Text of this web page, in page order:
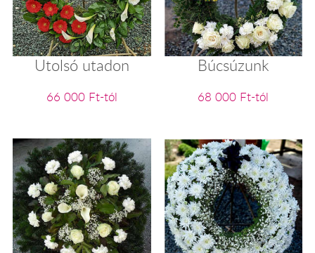
Utolsó utadon
66 000 Ft-tól
Búcsúzunk
68 000 Ft-tól